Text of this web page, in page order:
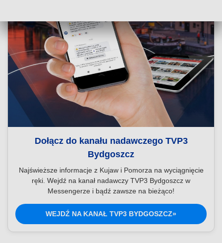
Dołącz do kanału nadawczego TVP3
Bydgoszcz
Najświeższe informacje z Kujaw i Pomorza na wyciągnięcie
ręki. Wejdź na kanał nadawczy TVP3 Bydgoszcz w
Messengerze i bądź zawsze na bieżąco!
WEJDŹ NA KANAŁ TVP3 BYDGOSZCZ»